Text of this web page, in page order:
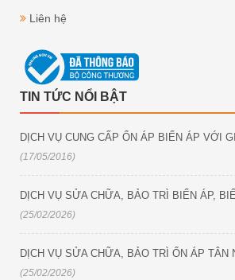
Liên hệ
TIN TỨC NỔI BẬT
DỊCH VỤ CUNG CẤP ỔN ÁP BIẾN ÁP VỚI
(17/05/2016)
DỊCH VỤ SỬA CHỮA, BẢO TRÌ BIẾN ÁP,
(25/02/2026)
DỊCH VỤ SỬA CHỮA, BẢO TRÌ ỔN ÁP TÂN
(25/02/2026)